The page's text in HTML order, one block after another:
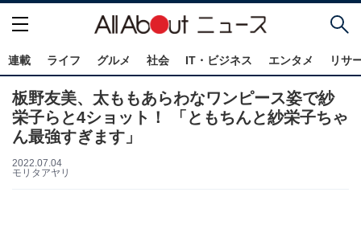
連載 ライフ グルメ 社会 IT・ビジネス エンタメ リサ
板野友美、太ももあらわなワンピース姿で紗
栄子らと4ショット！ 「ともちんと紗栄子ちゃ
ん最強すぎます」
2022.07.04
モリタアヤリ